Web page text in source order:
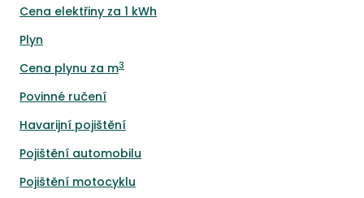
Cena elektřiny za 1 kWh
Plyn
Cena plynu za m3
Povinné ručení
Havarijní pojištění
Pojištění automobilu
Pojištění motocyklu